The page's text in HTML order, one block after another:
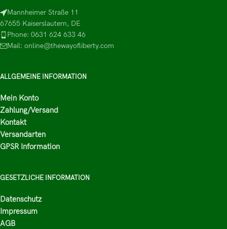
Mannheimer Straße 11
67655 Kaiserslautern, DE
Phone: 0631 624 633 46
Mail: online@thewayofliberty.com
ALLGEMEINE INFORMATION
Mein Konto
Zahlung/Versand
Kontakt
Versandarten
GPSR Information
GESETZLICHE INFORMATION
Datenschutz
Impressum
AGB